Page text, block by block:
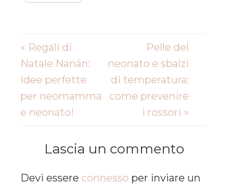
« Regali di
Natale Nanán:
idee perfette
per neomamma
e neonato!
Pelle del
neonato e sbalzi
di temperatura:
come prevenire
i rossori »
Lascia un commento
Devi essere connesso per inviare un